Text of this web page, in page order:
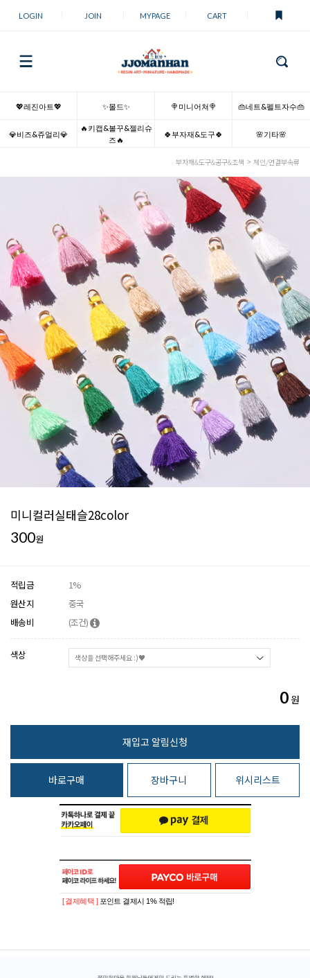
LOGIN JOIN MYPAGE CART
💖레진아트💖 ✨몰드✨ 🍭미니어쳐🍭 👜네트&펠트자수👜
💎비즈&쥬얼리💎
🔥키캡&볼꾸&젤리슈
즈🔥
🍀부자재&도구🍀 🌸기타🌸
부자재&도구&공구&조색 체인/연결부속류
미니컬러실태슬28color
300원
적립금
1%
원산지
중국
배송비
(조건)
색상
0 원
바로구매 장바구니 위시리스트
[ 결제혜택 ] 포인트 결제시 1% 적립!